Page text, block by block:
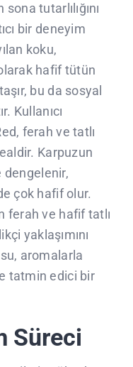
tutarlılığını
bir deneyim
koku,
hafif tütün
bu da sosyal
Kullanıcı
ferah ve tatlı
Karpuzun
dengelenir,
çok hafif olur.
ferah ve hafif tatlı
yaklaşımını
aromalarla
tatmin edici bir
Süreci